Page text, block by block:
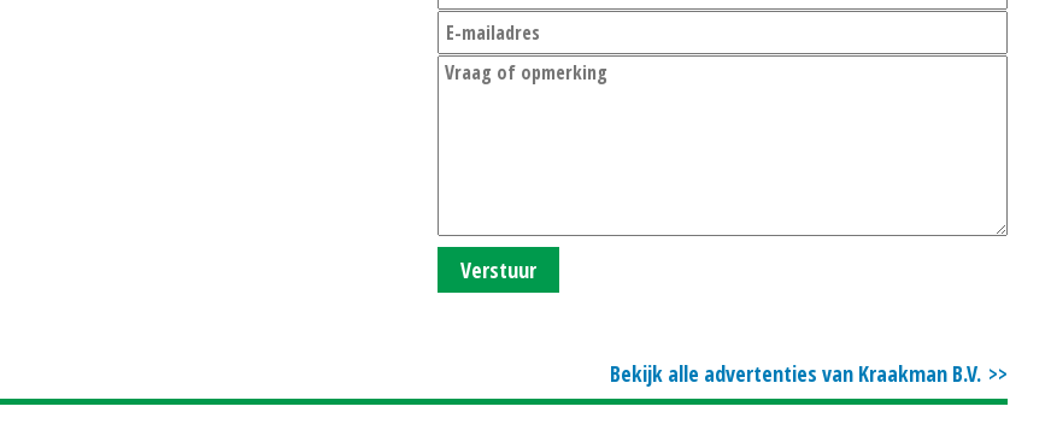
Verstuur
Bekijk alle advertenties van Kraakman B.V.